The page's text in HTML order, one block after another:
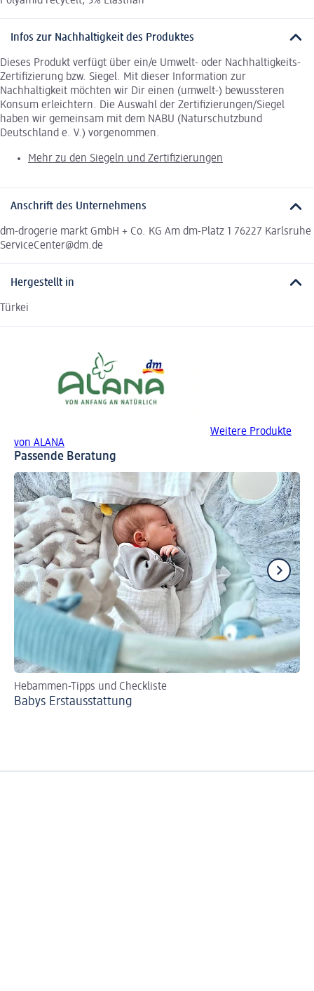
Infos zur Nachhaltigkeit des Produktes
Dieses Produkt verfügt über ein/e Umwelt- oder Nachhaltigkeits-
Zertifizierung bzw. Siegel. Mit dieser Information zur
Nachhaltigkeit möchten wir Dir einen (umwelt-) bewussteren
Konsum erleichtern. Die Auswahl der Zertifizierungen/Siegel
haben wir gemeinsam mit dem NABU (Naturschutzbund
Deutschland e. V.) vorgenommen.
Mehr zu den Siegeln und Zertifizierungen
Anschrift des Unternehmens
dm-drogerie markt GmbH + Co. KG Am dm-Platz 1 76227 Karlsruhe
ServiceCenter@dm.de
Hergestellt in
Türkei
Weitere Produkte
von ALANA
Passende Beratung
Hebammen-Tipps und Checkliste
Babys Erst­aus­stattung